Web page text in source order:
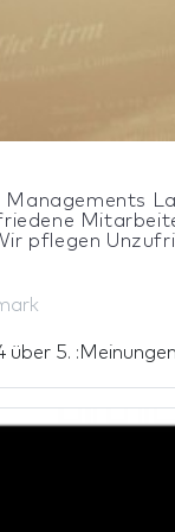
Managements
pflegen
über 5.